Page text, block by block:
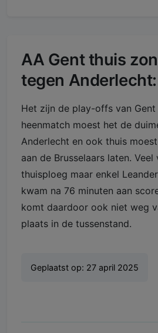
AA Gent thuis
tegen
Het zijn de play-offs van Gent
heenmatch moest het de
Anderlecht en ook thuis
aan de Brusselaars laten.
thuisploeg maar enkel
kwam na 76 minuten aan
komt daardoor ook niet weg
plaats in de tussenstand.
Geplaatst op: 27 april 2025